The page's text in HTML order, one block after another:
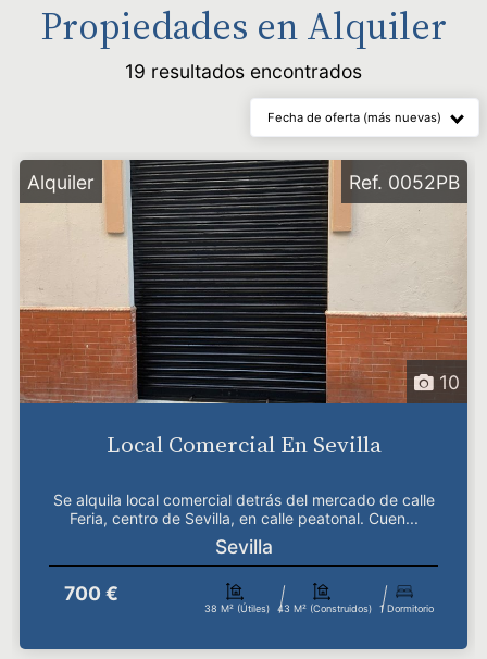
Propiedades enAlquiler
19 resultados encontrados
Fecha de oferta (más nuevas)
Alquiler
10
Ref. 0052PB
Local Comercial En Sevilla
Se alquila local comercial detrás del mercado de calle
Feria, centro de Sevilla, en calle peatonal. Cuen...
Sevilla
700 €
38 M² (útiles) 43 M² (construidos) 1 Dormitorio